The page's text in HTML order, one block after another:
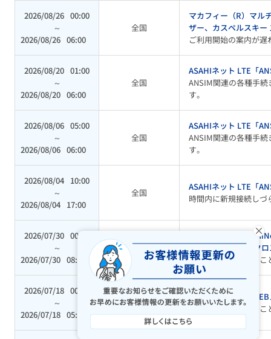
2026/08/26 00:00
～
2026/08/26 06:00
全国
マカフィー（R）マル
ザー、カスペルスキー
ご利用開始の案内が遅
2026/08/20 01:00
～
2026/08/20 06:00
全国
ASAHIネット LTE「
ANSIM関連の各種手
す。
2026/08/06 05:00
～
2026/08/06 06:00
全国
ASAHIネット LTE「
ANSIM関連の各種手
す。
2026/08/04 10:00
～
2026/08/04
17:00
全国
ASAHIネット LTE「
時間内に新規接続し
2026/07/30 00:00
～
2026/07/30 08:00
西日本
IPv6接続機能、
ギガ、フレッツ 光ク
ご利用いただけないこ
2026/07/18 00:00
～
2026/07/18 05:00
全国
メールサービス、
ご利用いただけないこ
×